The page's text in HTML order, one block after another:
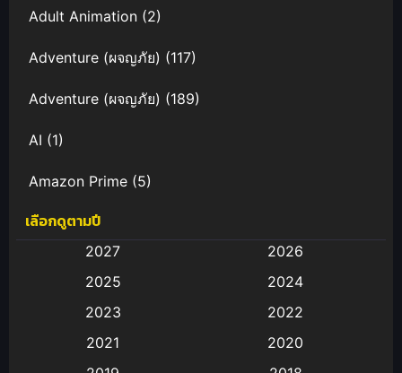
Adult Animation (2)
Adventure (ผจญภัย) (117)
Adventure (ผจญภัย) (189)
AI (1)
Amazon Prime (5)
Anal (ประตูหลัง)
Animation การ์ตูน
Animation อนิเมะ
เลือกดูตามปี
2027
2026
2025
2024
2023
2022
2021
2020